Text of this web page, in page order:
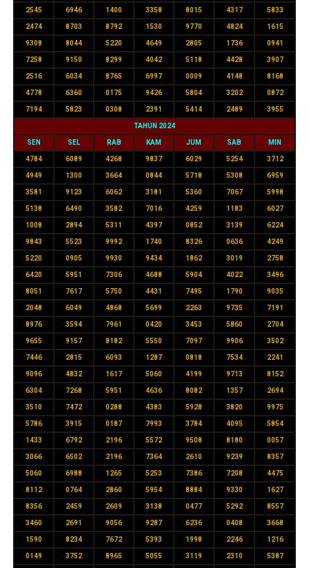
2545 6946 1400 3358 8015 4317 5833
2474 8703 8792 1530 9770 4824 1615
9308 8044 5220 4649 2805 1736 0941
7258 9150 8299 4042 5118 4428 3907
2516 6034 8765 6997 0009 4148 8168
4778 6360 0175 9426 5804 3202 0872
7194 5823 0308 2391 5414 2489 3955
TAHUN 2024
SEN SEL RAB KAM JUM SAB MIN
4784 6089 4268 9837 6029 5254 3712
4949 1300 3664 0844 5718 5308 6959
3581 9123 6062 3181 5360 7067 5998
5138 6490 3582 7016 4259 1183 6027
1008 2894 5311 4397 0852 3139 6224
9843 5523 9992 1740 8326 0636 4249
5220 0905 9930 9434 1862 3019 2758
6420 5951 7306 4688 5904 4022 3496
8051 7617 5750 4431 7495 1790 9035
2048 6049 4868 5699 2263 9735 7191
8976 3594 7961 0420 3453 5860 2704
9655 9157 8182 5550 7097 9906 3502
7446 2815 6093 1287 0818 7534 2241
9096 4832 1617 5060 4199 9713 8152
6304 7268 5951 4636 8082 1357 2694
3510 7472 0288 4383 5928 3820 9975
5786 3915 0187 7993 3784 4095 5854
1433 6792 2196 5572 9508 8180 0057
3066 6502 2196 7364 2610 9239 8357
5060 6988 1265 5253 7386 7208 4475
8112 0764 2860 5954 8884 9330 1627
8356 2459 2609 3138 0477 5292 8557
3460 2691 9056 9287 6236 0408 3668
1590 8234 7672 5393 1998 2246 1216
0149 3752 8965 5055 3119 2310 5387